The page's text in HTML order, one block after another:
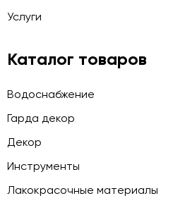
Услуги
Каталог товаров
Водоснабжение
Гарда декор
Декор
Инструменты
Лакокрасочные материалы